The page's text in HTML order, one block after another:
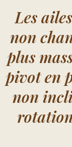
Les
non
plus
pivot en
non